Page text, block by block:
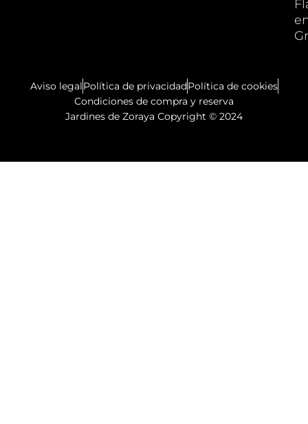
Aviso legalPolítica de privacidadPolítica de cookies
Condiciones de compra y reserva
Jardines de Zoraya Copyright © 2024